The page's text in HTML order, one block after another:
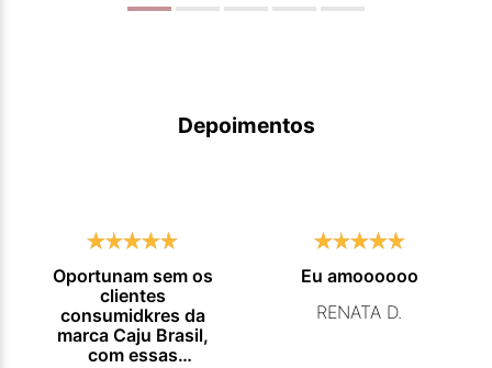
Depoimentos
Oportunam sem os
clientes
consumidkres da
marca Caju Brasil,
com essas
Eu amoooooo
RENATA D.